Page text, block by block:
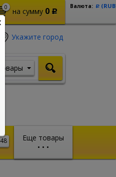
0 на сумму 0 Р
Валюта: Р
Укажите город
Товары
Еще товары
• • •